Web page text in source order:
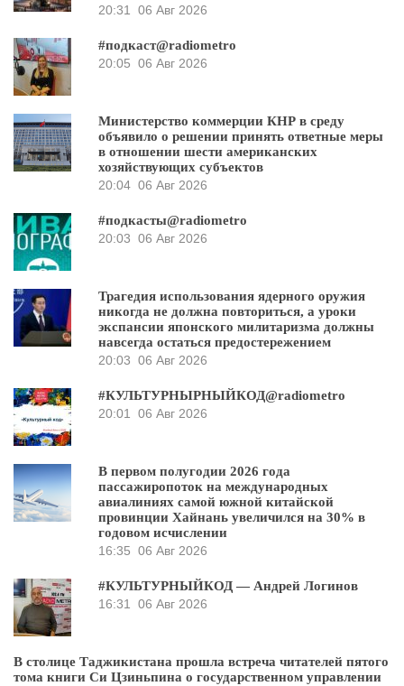
20:31
06 Авг 2026
#подкаст@radiometro
20:05 06 Авг 2026
Министерство коммерции КНР в среду
объявило о решении принять ответные меры
в отношении шести американских
хозяйствующих субъектов
20:04 06 Авг 2026
#подкасты@radiometro
20:03 06 Авг 2026
Трагедия использования ядерного оружия
никогда не должна повториться, а уроки
экспансии японского милитаризма должны
навсегда остаться предостережением
20:03 06 Авг 2026
#КУЛЬТУРНЫРНЫЙКОД@radiometro
20:01
06 Авг 2026
В первом полугодии 2026 года
пассажиропоток на международных
авиалиниях самой южной китайской
провинции Хайнань увеличился на 30% в
годовом исчислении
16:35 06 Авг 2026
#КУЛЬТУРНЫЙКОД — Андрей Логинов
16:31
06 Авг 2026
В столице Таджикистана прошла встреча читателей пятого
тома книги Си Цзиньпина о государственном управлении